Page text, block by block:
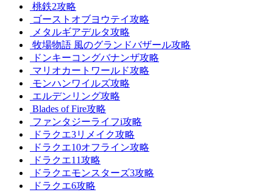
桃鉄2攻略
ゴーストオブヨウテイ攻略
メタルギアデルタ攻略
牧場物語 風のグランドバザール攻略
ドンキーコングバナンザ攻略
マリオカートワールド攻略
モンハンワイルズ攻略
エルデンリング攻略
Blades of Fire攻略
ファンタジーライフi攻略
ドラクエ3リメイク攻略
ドラクエ10オフライン攻略
ドラクエ11攻略
ドラクエモンスターズ3攻略
ドラクエ6攻略